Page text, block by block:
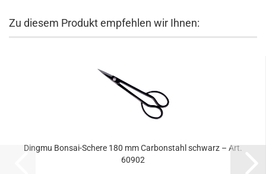
Zu diesem Produkt empfehlen wir Ihnen:
Dingmu Bonsai-Schere 180 mm Carbonstahl schwarz – Art.
60902